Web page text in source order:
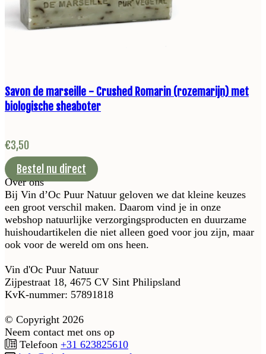
Savon de marseille - Crushed Romarin (rozemarijn) met
biologische sheaboter
€3,50
Bestel nu direct
Over ons
Bij Vin d’Oc Puur Natuur geloven we dat kleine keuzes
een groot verschil maken. Daarom vind je in onze
webshop natuurlijke verzorgingsproducten en duurzame
huishoudartikelen die niet alleen goed voor jou zijn, maar
ook voor de wereld om ons heen.
Vin d'Oc Puur Natuur
Zijpestraat 18, 4675 CV Sint Philipsland
KvK-nummer: 57891818
© Copyright 2026
Neem contact met ons op
Telefoon +31 623825610